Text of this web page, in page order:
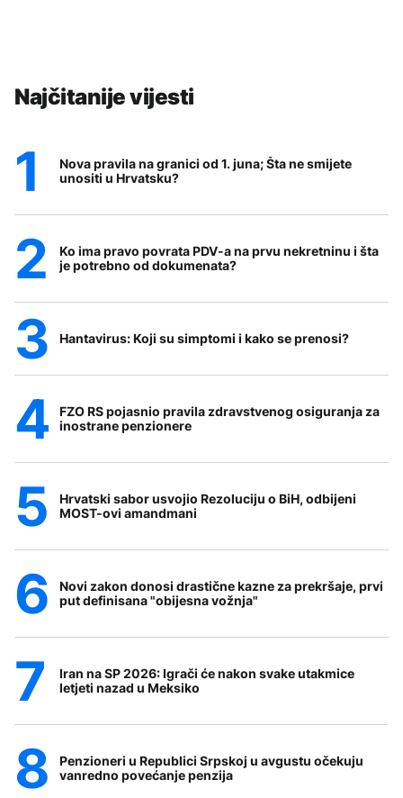
Najčitanije vijesti
Nova pravila na granici od 1. juna; Šta ne smijete
unositi u Hrvatsku?
Ko ima pravo povrata PDV-a na prvu nekretninu i šta
je potrebno od dokumenata?
Hantavirus: Koji su simptomi i kako se prenosi?
FZO RS pojasnio pravila zdravstvenog osiguranja za
inostrane penzionere
Hrvatski sabor usvojio Rezoluciju o BiH, odbijeni
MOST-ovi amandmani
Novi zakon donosi drastične kazne za prekršaje, prvi
put definisana "obijesna vožnja"
Iran na SP 2026: Igrači će nakon svake utakmice
letjeti nazad u Meksiko
Penzioneri u Republici Srpskoj u avgustu očekuju
vanredno povećanje penzija